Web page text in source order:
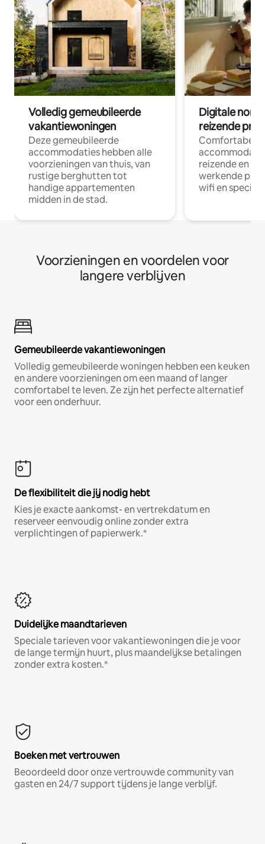
Volledig gemeubileerde
vakantiewoningen
Deze gemeubileerde
accommodaties hebben alle
voorzieningen van thuis, van
rustige berghutten tot
handige appartementen
midden in de stad.
Digitale
reizende
Comfortabele
reizende en
werkende
wifi en
Voorzieningen en voordelen voor
langere verblijven
Gemeubileerde vakantiewoningen
Volledig gemeubileerde woningen hebben een keuken
en andere voorzieningen om een maand of langer
comfortabel te leven. Ze zijn het perfecte alternatief
voor een onderhuur.
De flexibiliteit die jij nodig hebt
Kies je exacte aankomst- en vertrekdatum en
reserveer eenvoudig online zonder extra
verplichtingen of papierwerk.*
Duidelijke maandtarieven
Speciale tarieven voor vakantiewoningen die je voor
de lange termijn huurt, plus maandelijkse betalingen
zonder extra kosten.*
Boeken met vertrouwen
Beoordeeld door onze vertrouwde community van
gasten en 24/7 support tijdens je lange verblijf.